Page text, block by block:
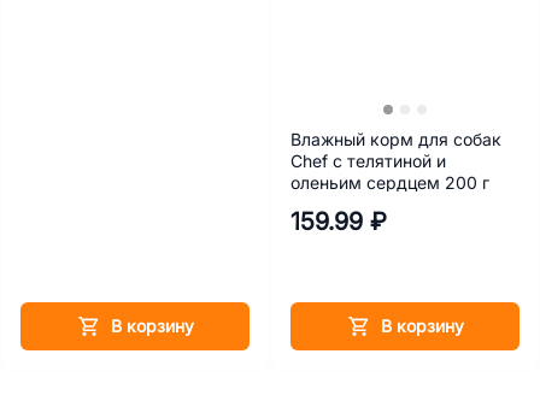
В корзину
Влажный корм для собак
Chef с телятиной и
оленьим сердцем 200 г
159.99 ₽
В корзину